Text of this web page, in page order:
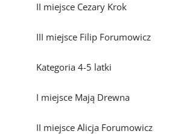
II miejsce Cezary Krok
III miejsce Filip Forumowicz
Kategoria 4-5 latki
I miejsce Mają Drewna
II miejsce Alicja Forumowicz